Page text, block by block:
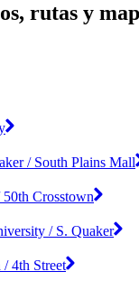
rutas y
/ South Plains Mall
Crosstown
/ S. Quaker
4th Street